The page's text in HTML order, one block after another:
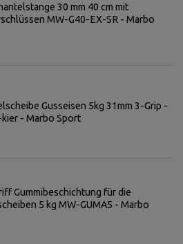
30 mm 40 cm mit
MW-G40-EX-SR - Marbo
Gusseisen 5kg 31mm 3-Grip -
- Marbo Sport
Gummibeschichtung für die
5 kg MW-GUMA5 - Marbo